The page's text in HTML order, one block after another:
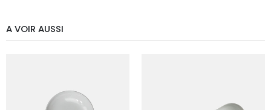
A VOIR AUSSI